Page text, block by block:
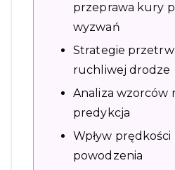
przeprawa kury
wyzwań
Strategie
ruchliwej drodze
Analiza wzorców
predykcja
Wpływ prędkości
powodzenia